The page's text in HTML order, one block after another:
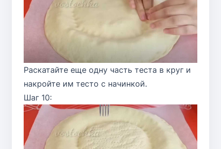
Раскатайте еще одну часть теста в круг и
накройте им тесто с начинкой.
Шаг 10: